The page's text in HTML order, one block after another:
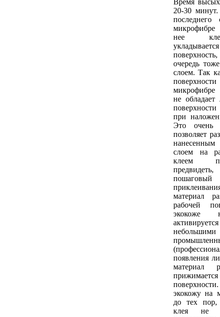
20-30
нее
очередь
слоем. Так
не обладает
при
Это очень
позволяет
слоем на
клеем
материал
рабочей
экокоже
появления
материал
экокожу на
до тех пор,
клея не